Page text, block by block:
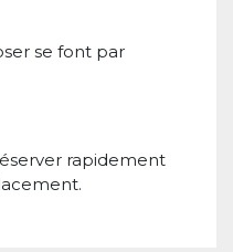
se font par
rapidement